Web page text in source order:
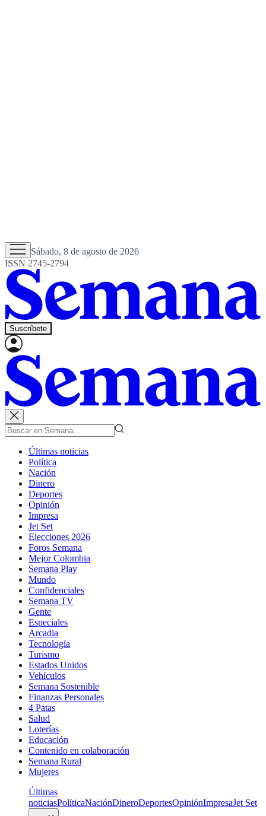
Sábado, 8 de agosto de 2026
ISSN 2745-2794
Suscríbete
Últimas noticias
Política
Nación
Dinero
Deportes
Opinión
Impresa
Jet Set
Elecciones 2026
Foros Semana
Mejor Colombia
Semana Play
Mundo
Confidenciales
Semana TV
Gente
Especiales
Arcadia
Tecnología
Turismo
Estados Unidos
Vehículos
Semana Sostenible
Finanzas Personales
4 Patas
Salud
Loterías
Educación
Contenido en colaboración
Semana Rural
Mujeres
Últimas
noticiasPolíticaNaciónDineroDeportesOpiniónImpresaJet Set